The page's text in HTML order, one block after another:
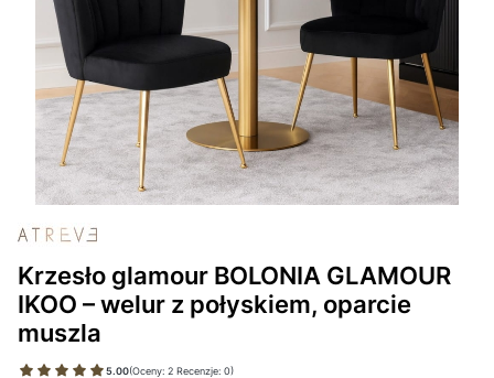
Krzesło glamour BOLONIA GLAMOUR
IKOO – welur z połyskiem, oparcie
muszla
5.00(Oceny: 2 Recenzje: 0)